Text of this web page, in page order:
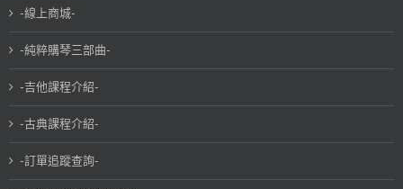
-線上商城-
-純粹購琴三部曲-
-吉他課程介紹-
-古典課程介紹-
-訂單追蹤查詢-